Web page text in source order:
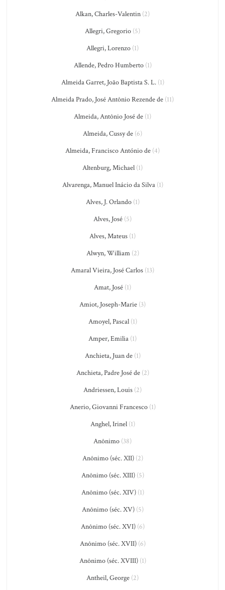
Alkan, Charles-Valentin (2)
Allegri, Gregorio (5)
Allegri, Lorenzo (1)
Allende, Pedro Humberto(1)
Almeida Garret, João Baptista S. L.(1)
Almeida Prado, José Antônio Rezende de (11)
Almeida, Antônio José de (1)
Almeida, Cussy de (6)
Almeida, Francisco António de (4)
Altenburg, Michael (1)
Alvarenga, Manuel Inácio da Silva(1)
Alves, J. Orlando(1)
Alves, José (5)
Alves, Mateus (1)
Alwyn, William(2)
Amaral Vieira, José Carlos (13)
Amat, José (1)
Amiot, Joseph-Marie (3)
Amoyel, Pascal(1)
Amper, Emilia (1)
Anchieta, Juan de(1)
Anchieta, Padre José de(2)
Andriessen, Louis (2)
Anerio, Giovanni Francesco(1)
Anghel, Irinel(1)
Anônimo (38)
Anônimo (séc. XII)(2)
Anônimo (séc. XIII)(5)
Anônimo (séc. XIV)(1)
Anônimo (séc. XV)(5)
Anônimo (séc. XVI)(6)
Anônimo (séc. XVII)(6)
Anônimo (séc. XVIII)(1)
Antheil, George (2)